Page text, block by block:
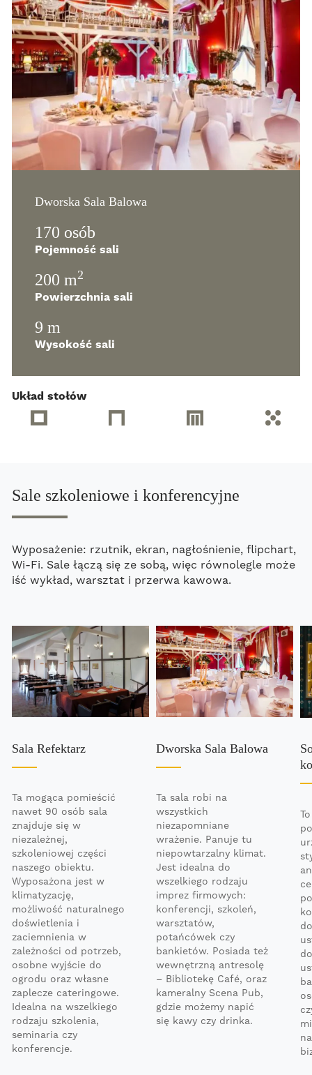
Dworska Sala Balowa
170 osób
Pojemność sali
200 m2
Powierzchnia sali
9 m
Wysokość sali
Układ stołów
Sale szkoleniowe i konferencyjne
Wyposażenie: rzutnik, ekran, nagłośnienie, flipchart,
Wi-Fi. Sale łączą się ze sobą, więc równolegle może
iść wykład, warsztat i przerwa kawowa.
Sala Refektarz
Ta mogąca pomieścić
nawet 90 osób sala
znajduje się w
niezależnej,
szkoleniowej części
naszego obiektu.
Wyposażona jest w
klimatyzację,
możliwość naturalnego
doświetlenia i
zaciemnienia w
zależności od potrzeb,
osobne wyjście do
ogrodu oraz własne
zaplecze cateringowe.
Idealna na wszelkiego
rodzaju szkolenia,
seminaria czy
konferencje.
Dworska Sala Balowa
Ta sala robi na
wszystkich
niezapomniane
wrażenie. Panuje tu
niepowtarzalny klimat.
Jest idealna do
wszelkiego rodzaju
imprez firmowych:
konferencji, szkoleń,
warsztatów,
potańcówek czy
bankietów. Posiada też
wewnętrzną antresolę
– Bibliotekę Café, oraz
kameralny Scena Pub,
gdzie możemy napić
się kawy czy drinka.